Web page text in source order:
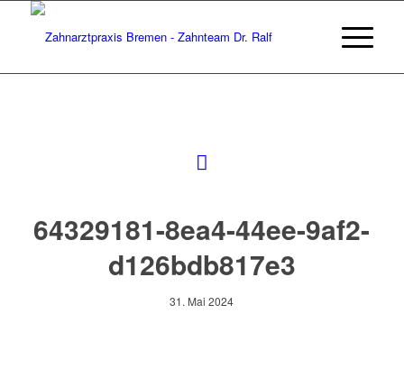
64329181-8ea4-44ee-9af2-
d126bdb817e3
31. Mai 2024